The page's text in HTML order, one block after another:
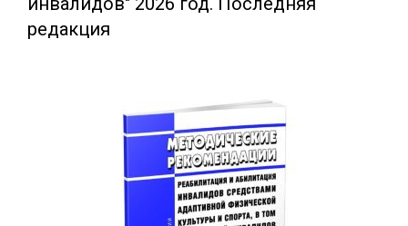
редакция